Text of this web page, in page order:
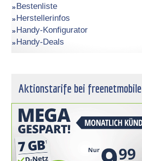
Bestenliste
Herstellerinfos
Handy-Konfigurator
Handy-Deals
Aktionstarife bei freenetmobile